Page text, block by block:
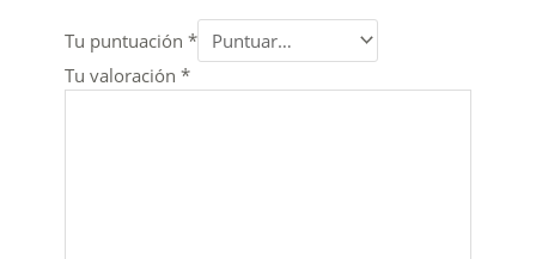
Tu puntuación *
Tu valoración *